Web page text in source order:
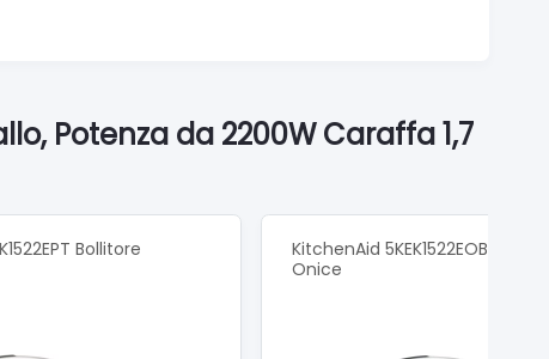
Potenza da 2200W Caraffa 1,7
Bollitore
KitchenAid 5KEK1522EOB
Onice